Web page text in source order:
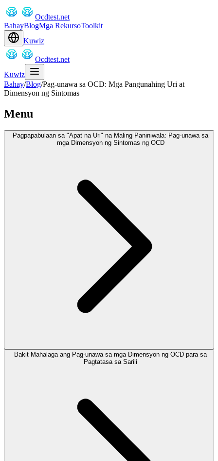
Ocdtest.net
BahayBlogMga RekursoToolkit
Kuwiz
Ocdtest.net
Kuwiz
Bahay/Blog/Pag-unawa sa OCD: Mga Pangunahing Uri at
Dimensyon ng Sintomas
Menu
Pagpapabulaan sa "Apat na Uri" na Maling Paniniwala: Pag-unawa sa
mga Dimensyon ng Sintomas ng OCD
Bakit Mahalaga ang Pag-unawa sa mga Dimensyon ng OCD para sa
Pagtatasa sa Sarili